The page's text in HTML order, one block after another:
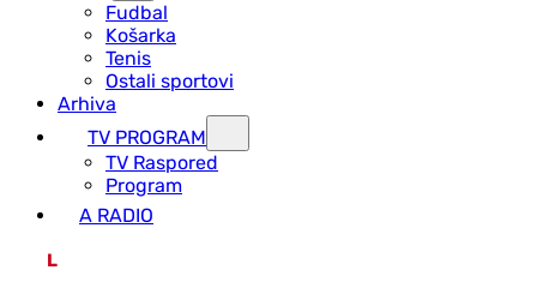
Fudbal
Košarka
Tenis
Ostali sportovi
Arhiva
TV PROGRAM
ТV Raspored
Program
A RADIO
L